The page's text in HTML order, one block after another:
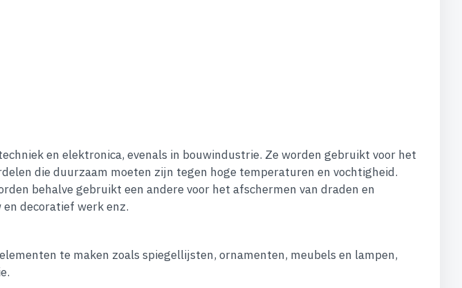
en elektronica, evenals in bouwindustrie. Ze worden gebruikt voor het
die duurzaam moeten zijn tegen hoge temperaturen en vochtigheid.
behalve gebruikt een andere voor het afschermen van draden en
decoratief werk enz.
te maken zoals spiegellijsten, ornamenten, meubels en lampen,